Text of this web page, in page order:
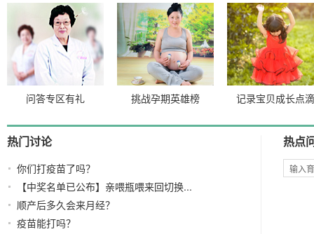
问答专区有礼 挑战孕期英雄榜 记录宝贝成长点滴
热门讨论
你们打疫苗了吗？
【中奖名单已公布】亲喂瓶喂来回切换...
顺产后多久会来月经？
疫苗能打吗？
热点